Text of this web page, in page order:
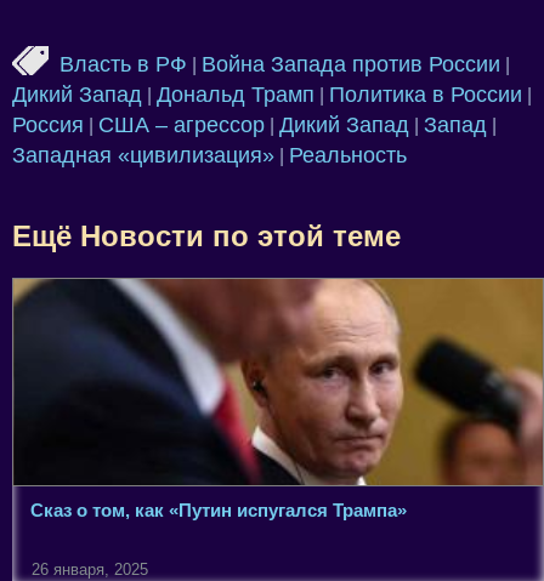
Власть в РФ Война Запада против России
Дикий Запад Дональд Трамп Политика в России
Россия США – агрессор Дикий Запад Запад
Западная «цивилизация» Реальность
Ещё Новости по этой теме
Сказ о том, как «Путин испугался Трампа»
26 января, 2025